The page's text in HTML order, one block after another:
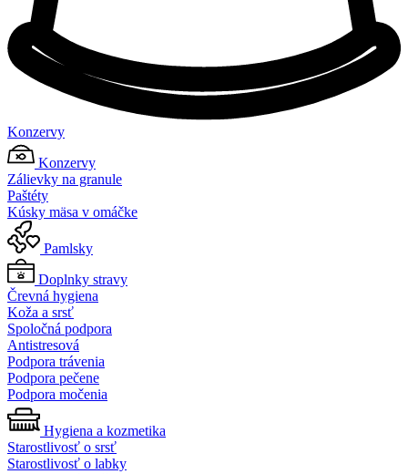
Konzervy
Konzervy
Zálievky na granule
Paštéty
Kúsky mäsa v omáčke
Pamlsky
Doplnky stravy
Črevná hygiena
Koža a srsť
Spoločná podpora
Antistresová
Podpora trávenia
Podpora pečene
Podpora močenia
Hygiena a kozmetika
Starostlivosť o srsť
Starostlivosť o labky